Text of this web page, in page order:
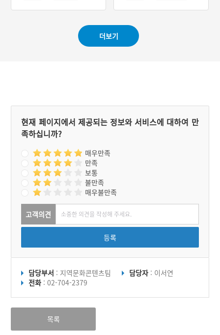
더보기
현재 페이지에서 제공되는 정보와 서비스에 대하여 만
족하십니까?
매우만족
만족
보통
불만족
매우불만족
고객의견
등록
담당부서 : 지역문화콘텐츠팀 담당자 : 이서연
전화 : 02-704-2379
목록